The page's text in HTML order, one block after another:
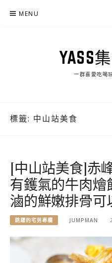
MENU
YASS
一群喜愛吃喝
標籤: 中山站美食
[中山站美食]赤
有鑊氣的牛肉燴
滷的鮮嫩排骨可
跳躍的宅男專欄 JUMPMAN